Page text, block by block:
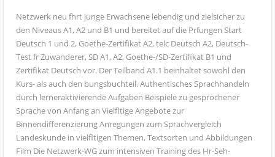
Netzwerk neu fhrt junge Erwachsene lebendig und zielsicher zu
den Niveaus A1, A2 und B1 und bereitet auf die Prfungen Start
Deutsch 1 und 2, Goethe-Zertifikat A2, telc Deutsch A2, Deutsch-
Test fr Zuwanderer, SD A1, A2, Goethe-/SD-Zertifikat B1 und
Zertifikat Deutsch vor. Der Teilband A1.1 beinhaltet sowohl den
Kurs- als auch den bungsbuchteil. Authentisches Sprachhandeln
durch lerneraktivierende Aufgaben Beispiele zu gesprochener
Sprache von Anfang an Vielfltige Angebote zur
Binnendifferenzierung Anregungen zum Sprachvergleich
Landeskunde in vielfltigen Themen, Textsorten und Abbildungen
Film Die Netzwerk-WG zum intensiven Training des Hr-Seh-